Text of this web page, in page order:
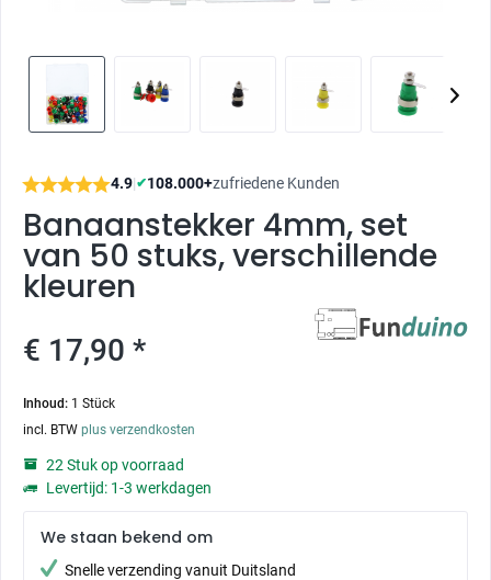
4.9|✔108.000+zufriedene Kunden
Banaanstekker 4mm, set
van 50 stuks, verschillende
kleuren
€ 17,90 *
Inhoud: 1 Stück
incl. BTW plus verzendkosten
22 Stuk op voorraad
Levertijd: 1-3 werkdagen
We staan bekend om
Snelle verzending vanuit Duitsland